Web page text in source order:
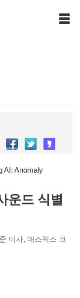
AI: Anomaly
운드 식별
이사, 매스웍스 코